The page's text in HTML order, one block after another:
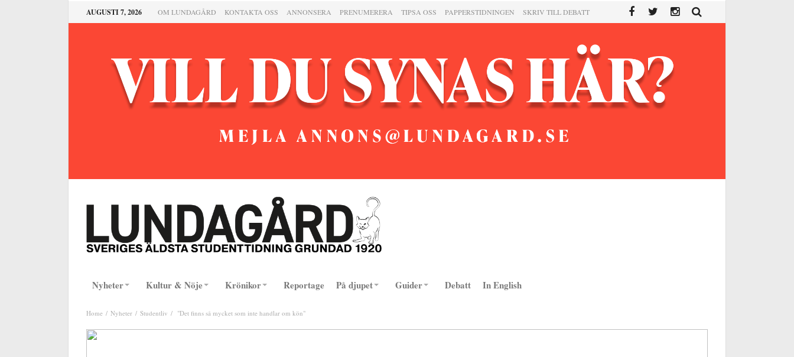
AUGUSTI 7, 2026 OM LUNDAGÅRD KONTAKTA OSS ANNONSERA PRENUMERERA TIPSA OSS PAPPERSTIDNINGEN SKRIV TILL DEBATT
Nyheter Kultur & Nöje Krönikor Reportage På djupet Guider Debatt In English
Home Nyheter Studentliv "Det finns så mycket som inte handlar om kön"